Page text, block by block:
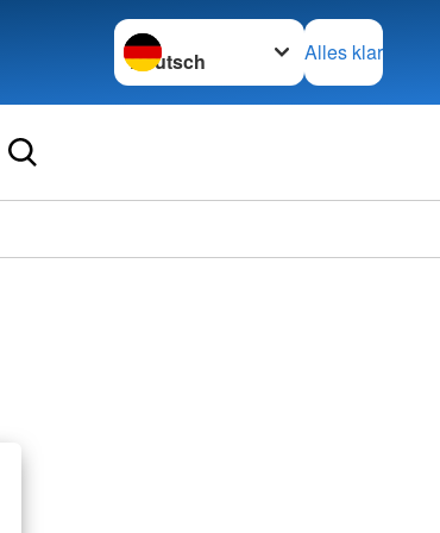
Sprache wechseln zu
Alles klar